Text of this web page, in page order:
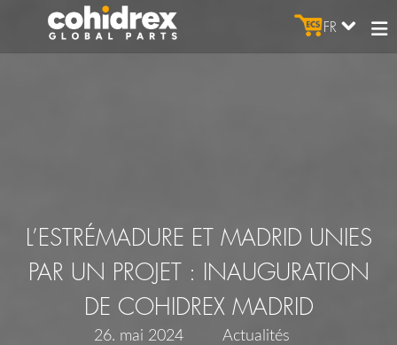
FR
L’ESTRÉMADURE ET MADRID UNIES
PAR UN PROJET : INAUGURATION
DE COHIDREX MADRID
26. mai 2024 Actualités